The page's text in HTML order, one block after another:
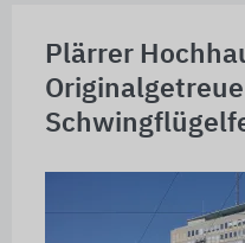
Plärrer
Originalgetreue